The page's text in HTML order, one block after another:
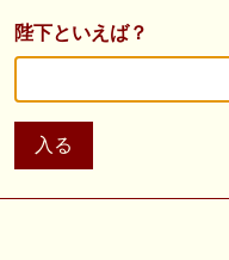
陛下といえば？
入る